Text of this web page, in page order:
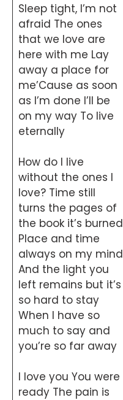
Sleep tight, I’m not
afraid The ones
that we love are
here with me Lay
away a place for
me’Cause as soon
as I’m done I’ll be
on my way To live
eternally
How do I live
without the ones I
love? Time still
turns the pages of
the book it’s burned
Place and time
always on my mind
And the light you
left remains but it’s
so hard to stay
When I have so
much to say and
you’re so far away
I love you You were
ready The pain is